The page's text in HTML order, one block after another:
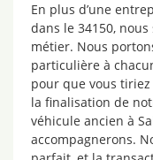
En plus d’une
dans le 34150,
métier. Nous
particulière à
pour que vous
la finalisation de
véhicule ancien à
accompagnerons.